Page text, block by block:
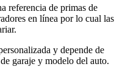
referencia de primas de
en línea por lo cual las
y depende de
garaje y modelo del auto.